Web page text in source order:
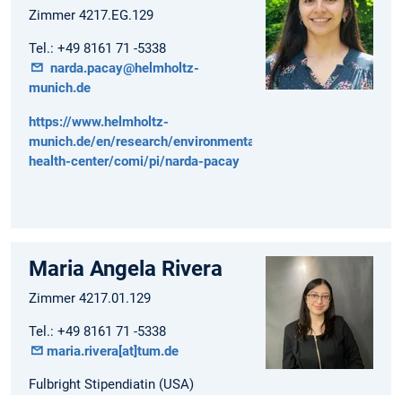
Zimmer 4217.EG.129
Tel.: +49 8161 71 -5338
narda.pacay@helmholtz-
munich.de
https://www.helmholtz-
munich.de/en/research/environmental-
health-center/comi/pi/narda-pacay
Maria Angela Rivera
Zimmer 4217.01.129
Tel.: +49 8161 71 -5338
maria.rivera[at]tum.de
Fulbright Stipendiatin (USA)